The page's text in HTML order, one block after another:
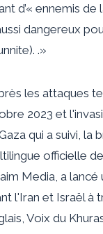
d’« ennemis de
dangereux
.»
les attaques
2023 et
qui a suivi, la
officielle
Media, a lancé
l'Iran et Israël à
Voix du